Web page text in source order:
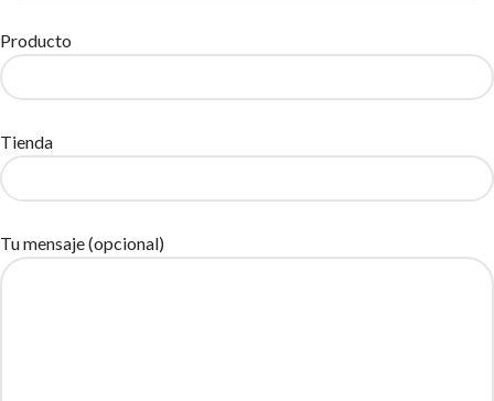
Producto
Tienda
Tu mensaje (opcional)